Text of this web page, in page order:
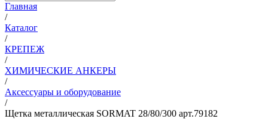
Главная
/
Каталог
/
КРЕПЕЖ
/
ХИМИЧЕСКИЕ АНКЕРЫ
/
Аксессуары и оборудование
/
Щетка металлическая SORMAT 28/80/300 арт.79182